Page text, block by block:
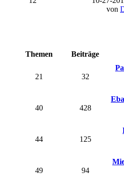
von
Themen Beiträge
21 32
40 428
44 125
49 94